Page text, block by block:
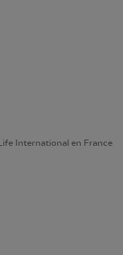
International en France